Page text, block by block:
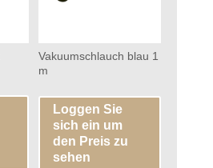
Vakuumschlauch blau 1
m
Loggen Sie
sich ein um
den Preis zu
sehen